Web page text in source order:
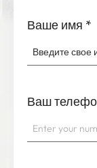
Ваше имя *
Ваш